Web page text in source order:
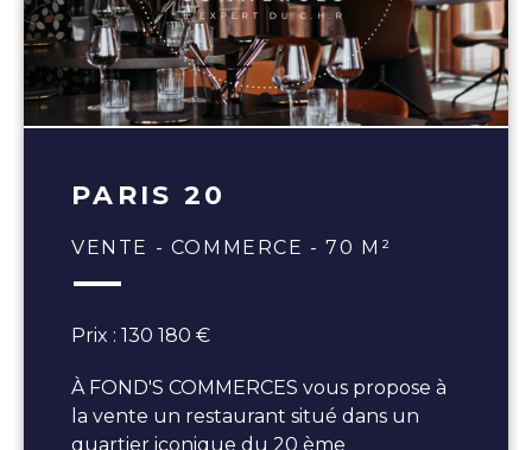
PARIS 20
VENTE - COMMERCE - 70 M²
Prix : 130 180 €
À FOND'S COMMERCES vous propose à
la vente un restaurant situé dans un
quartier iconique du 20 ème